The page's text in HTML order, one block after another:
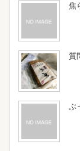
焦
質
ぶ